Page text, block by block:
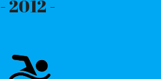
- 2012 -